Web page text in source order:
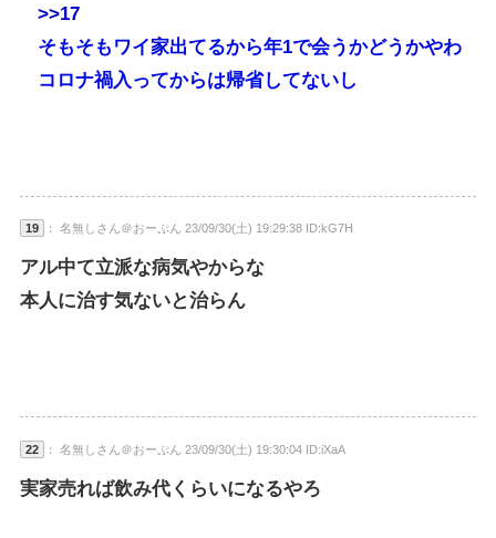
>>17
そもそもワイ家出てるから年1で会うかどうかやわ
コロナ禍入ってからは帰省してないし
19 ： 名無しさん＠おーぷん 23/09/30(土) 19:29:38 ID:kG7H
アル中て立派な病気やからな
本人に治す気ないと治らん
22 ： 名無しさん＠おーぷん 23/09/30(土) 19:30:04 ID:iXaA
実家売れば飲み代くらいになるやろ